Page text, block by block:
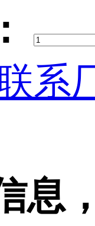
系
息